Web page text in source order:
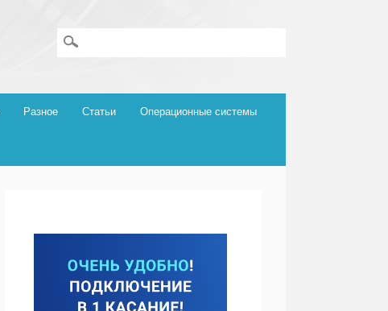
Разное Статьи Операционные системы